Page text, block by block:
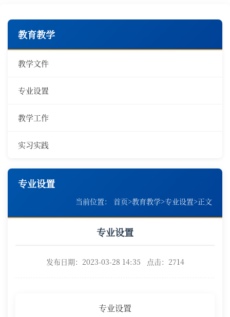
教育教学
教学文件
专业设置
教学工作
实习实践
专业设置
当前位置： 首页>教育教学>专业设置>正文
专业设置
发布日期：2023-03-28 14:35 点击： 2714
专业设置